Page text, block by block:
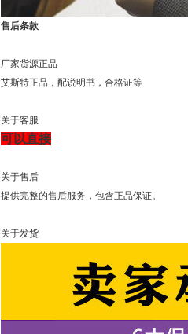
售后条款
厂家货源正品
艾斯特正品，配说明书，合格证等
关于客服
可以直接
关于售后
提供完整的售后服务，包含正品保证。
关于发货